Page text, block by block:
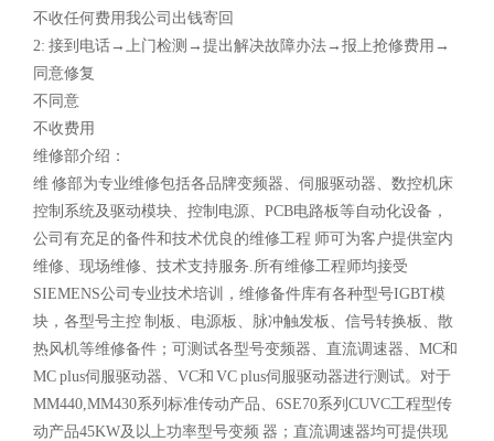
不收任何费用我公司出钱寄回
2: 接到电话→上门检测→提出解决故障办法→报上抢修费用→
同意修复
不同意
不收费用
维修部介绍：
维 修部为专业维修包括各品牌变频器、伺服驱动器、数控机床
控制系统及驱动模块、控制电源、PCB电路板等自动化设备，
公司有充足的备件和技术优良的维修工程 师可为客户提供室内
维修、现场维修、技术支持服务.所有维修工程师均接受
SIEMENS公司专业技术培训，维修备件库有各种型号IGBT模
块，各型号主控 制板、电源板、脉冲触发板、信号转换板、散
热风机等维修备件；可测试各型号变频器、直流调速器、MC和
MC plus伺服驱动器、VC和 VC plus伺服驱动器进行测试。对于
MM440,MM430系列标准传动产品、6SE70系列CUVC工程型传
动产品45KW及以上功率型号变频 器；直流调速器均可提供现